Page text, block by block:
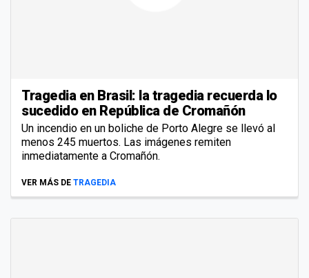
Tragedia en Brasil: la tragedia recuerda lo
sucedido en República de Cromañón
Un incendio en un boliche de Porto Alegre se llevó al
menos 245 muertos. Las imágenes remiten
inmediatamente a Cromañón.
VER MÁS DE TRAGEDIA